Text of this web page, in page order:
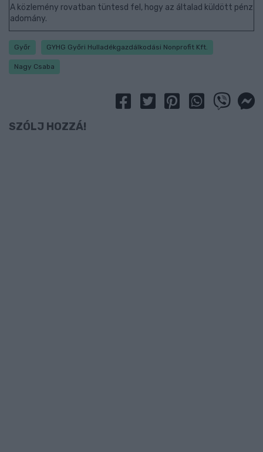
A közlemény rovatban tüntesd fel, hogy az általad küldött pénz
adomány.
Győr GYHG Győri Hulladékgazdálkodási Nonprofit Kft.
Nagy Csaba
SZÓLJ HOZZÁ!